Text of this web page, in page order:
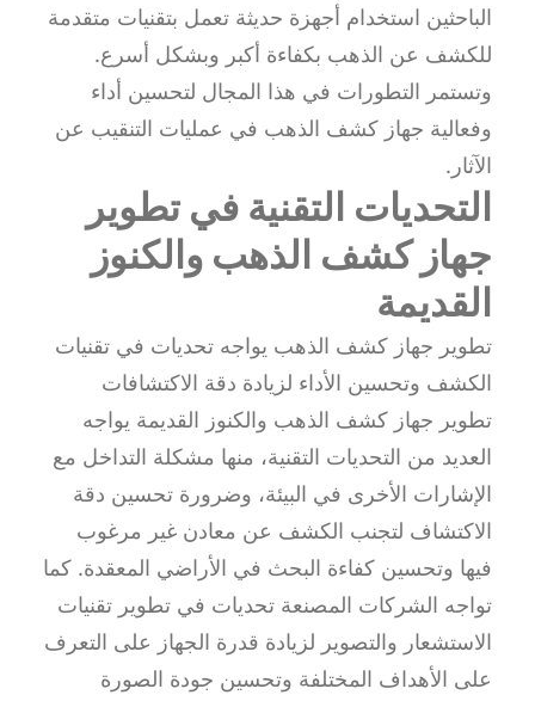
الباحثين استخدام أجهزة حديثة تعمل بتقنيات متقدمة
للكشف عن الذهب بكفاءة أكبر وبشكل أسرع.
وتستمر التطورات في هذا المجال لتحسين أداء
وفعالية جهاز كشف الذهب في عمليات التنقيب عن
الآثار.
التحديات التقنية في تطوير
جهاز كشف الذهب والكنوز
القديمة
تطوير جهاز كشف الذهب يواجه تحديات في تقنيات
الكشف وتحسين الأداء لزيادة دقة الاكتشافات
تطوير جهاز كشف الذهب والكنوز القديمة يواجه
العديد من التحديات التقنية، منها مشكلة التداخل مع
الإشارات الأخرى في البيئة، وضرورة تحسين دقة
الاكتشاف لتجنب الكشف عن معادن غير مرغوب
فيها وتحسين كفاءة البحث في الأراضي المعقدة. كما
تواجه الشركات المصنعة تحديات في تطوير تقنيات
الاستشعار والتصوير لزيادة قدرة الجهاز على التعرف
على الأهداف المختلفة وتحسين جودة الصورة